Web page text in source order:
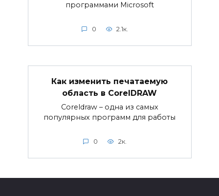
программами Microsoft
0 2.1к.
Как изменить печатаемую
область в CorelDRAW
Coreldraw – одна из самых
популярных программ для работы
0 2к.